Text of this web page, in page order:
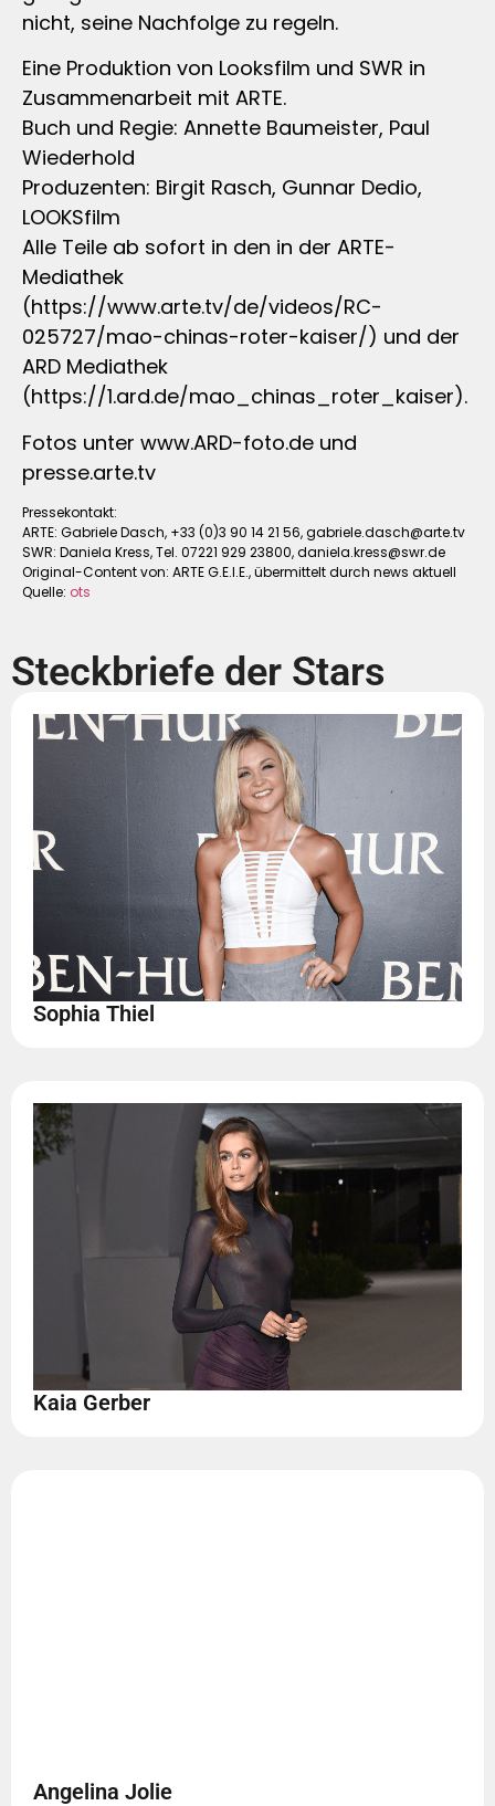
nicht, seine Nachfolge zu regeln.
Eine Produktion von Looksfilm und SWR in
Zusammenarbeit mit ARTE.
Buch und Regie: Annette Baumeister, Paul
Wiederhold
Produzenten: Birgit Rasch, Gunnar Dedio,
LOOKSfilm
Alle Teile ab sofort in den in der ARTE-
Mediathek
(https://www.arte.tv/de/videos/RC-
025727/mao-chinas-roter-kaiser/) und der
ARD Mediathek
(https://1.ard.de/mao_chinas_roter_kaiser).
Fotos unter www.ARD-foto.de und
presse.arte.tv
Pressekontakt:
ARTE: Gabriele Dasch, +33 (0)3 90 14 21 56,gabriele.dasch@arte.tv
SWR: Daniela Kress, Tel. 07221 929 23800,daniela.kress@swr.de
Original-Content von: ARTE G.E.I.E., übermittelt durch news aktuell
Quelle: ots
Steckbriefe der Stars
Sophia Thiel
Kaia Gerber
Angelina Jolie